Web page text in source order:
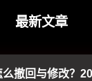
最新文章
撤回与修改？